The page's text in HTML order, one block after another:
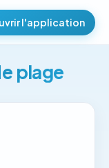
l'application
plage